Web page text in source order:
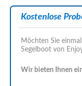
Kostenlose
Möchten Sie
Segelboot von
Wir bieten Ihnen